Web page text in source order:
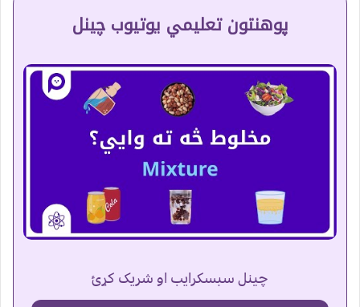
پوهنتون تعلیمي یوتیوب چینل
چینل سبسکرایب او شریک کړئ